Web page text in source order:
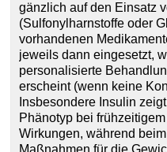
gänzlich auf den Einsatz
(Sulfonylharnstoffe oder
vorhandenen
jeweils dann eingesetzt,
personalisierte
erscheint (wenn keine
Insbesondere Insulin
Phänotyp bei
Wirkungen, während
Maßnahmen für die